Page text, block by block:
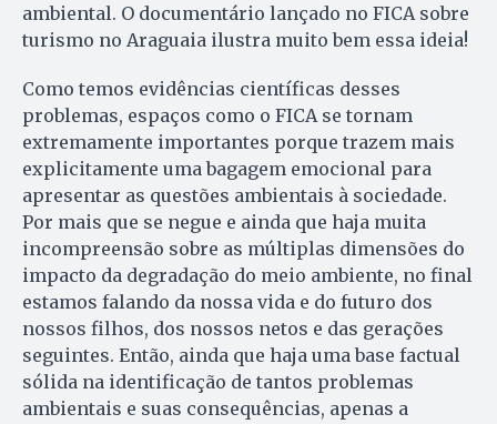
ambiental. O documentário lançado no FICA sobre
turismo no Araguaia ilustra muito bem essa ideia!
Como temos evidências científicas desses
problemas, espaços como o FICA se tornam
extremamente importantes porque trazem mais
explicitamente uma bagagem emocional para
apresentar as questões ambientais à sociedade.
Por mais que se negue e ainda que haja muita
incompreensão sobre as múltiplas dimensões do
impacto da degradação do meio ambiente, no final
estamos falando da nossa vida e do futuro dos
nossos filhos, dos nossos netos e das gerações
seguintes. Então, ainda que haja uma base factual
sólida na identificação de tantos problemas
ambientais e suas consequências, apenas a